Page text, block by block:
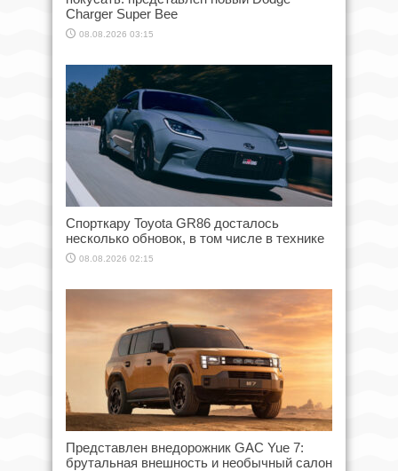
Charger Super Bee
08.08.2026 03:15
Спорткару Toyota GR86 досталось
несколько обновок, в том числе в технике
08.08.2026 02:15
Представлен внедорожник GAC Yue 7:
брутальная внешность и необычный салон